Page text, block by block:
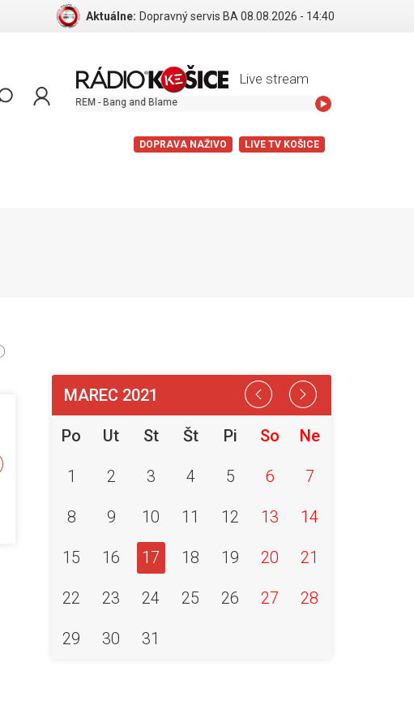
Aktuálne: Dopravný servis BA 08.08.2026 - 14:40
Live stream
REM - Bang and Blame
DOPRAVA NAŽIVO LIVE TV KOŠICE
MAREC 2021
Po Ut St Št Pi So Ne
1 2 3 4 5 6 7
8 9 10 11 12 13 14
15 16 17 18 19 20 21
22 23 24 25 26 27 28
29 30 31